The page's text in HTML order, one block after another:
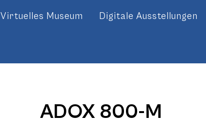
Virtuelles Museum Digitale Ausstellungen
ADOX 800-M